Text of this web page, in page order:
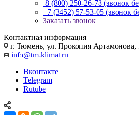
8 (800) 250-26-78 (звонок
+7 (3452) 57-53-05 (звонок
Заказать звонок
Контактная информация
г. Тюмень, ул. Прокопия Артамонова,
info@tm-klimat.ru
Вконтакте
Telegram
Rutube